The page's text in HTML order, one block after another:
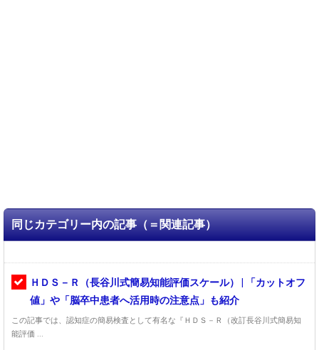
同じカテゴリー内の記事（＝関連記事）
ＨＤＳ－Ｒ（長谷川式簡易知能評価スケール） | 「カットオフ
値」や「脳卒中患者へ活用時の注意点」も紹介
この記事では、認知症の簡易検査として有名な『ＨＤＳ－Ｒ（改訂長谷川式簡易知
能評価 ...